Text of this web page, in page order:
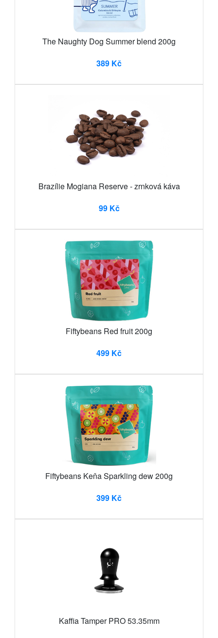
The Naughty Dog Summer blend 200g
389 Kč
Brazílie Mogiana Reserve - zrnková káva
99 Kč
Fiftybeans Red fruit 200g
499 Kč
Fiftybeans Keňa Sparkling dew 200g
399 Kč
Kaffia Tamper PRO 53.35mm